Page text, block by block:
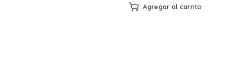
Agregar al carrito